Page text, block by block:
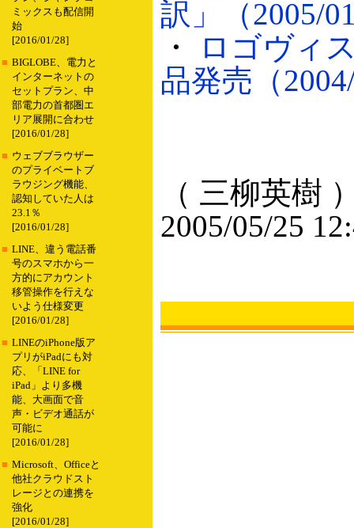
ミックスも配信開
始
[2016/01/28]
■ BIGLOBE、電力と
インターネットの
セットプラン、中
部電力の首都圏エ
リア展開に合わせ
[2016/01/28]
■ ウェブブラウザー
のプライベートブ
ラウジング機能、
認知していた人は
23.1％
[2016/01/28]
■ LINE、違う電話番
号のスマホから一
方的にアカウント
移管操作を行えな
いよう仕様変更
[2016/01/28]
■ LINEのiPhone版ア
プリがiPadにも対
応、「LINE for
iPad」より多機
能、大画面で音
声・ビデオ通話が
可能に
[2016/01/28]
■ Microsoft、Officeと
他社クラウドスト
レージとの連携を
強化
[2016/01/28]
訳」（2005/
・
ロゴヴィ
品発売（
（ 三柳英樹
2005/05/25